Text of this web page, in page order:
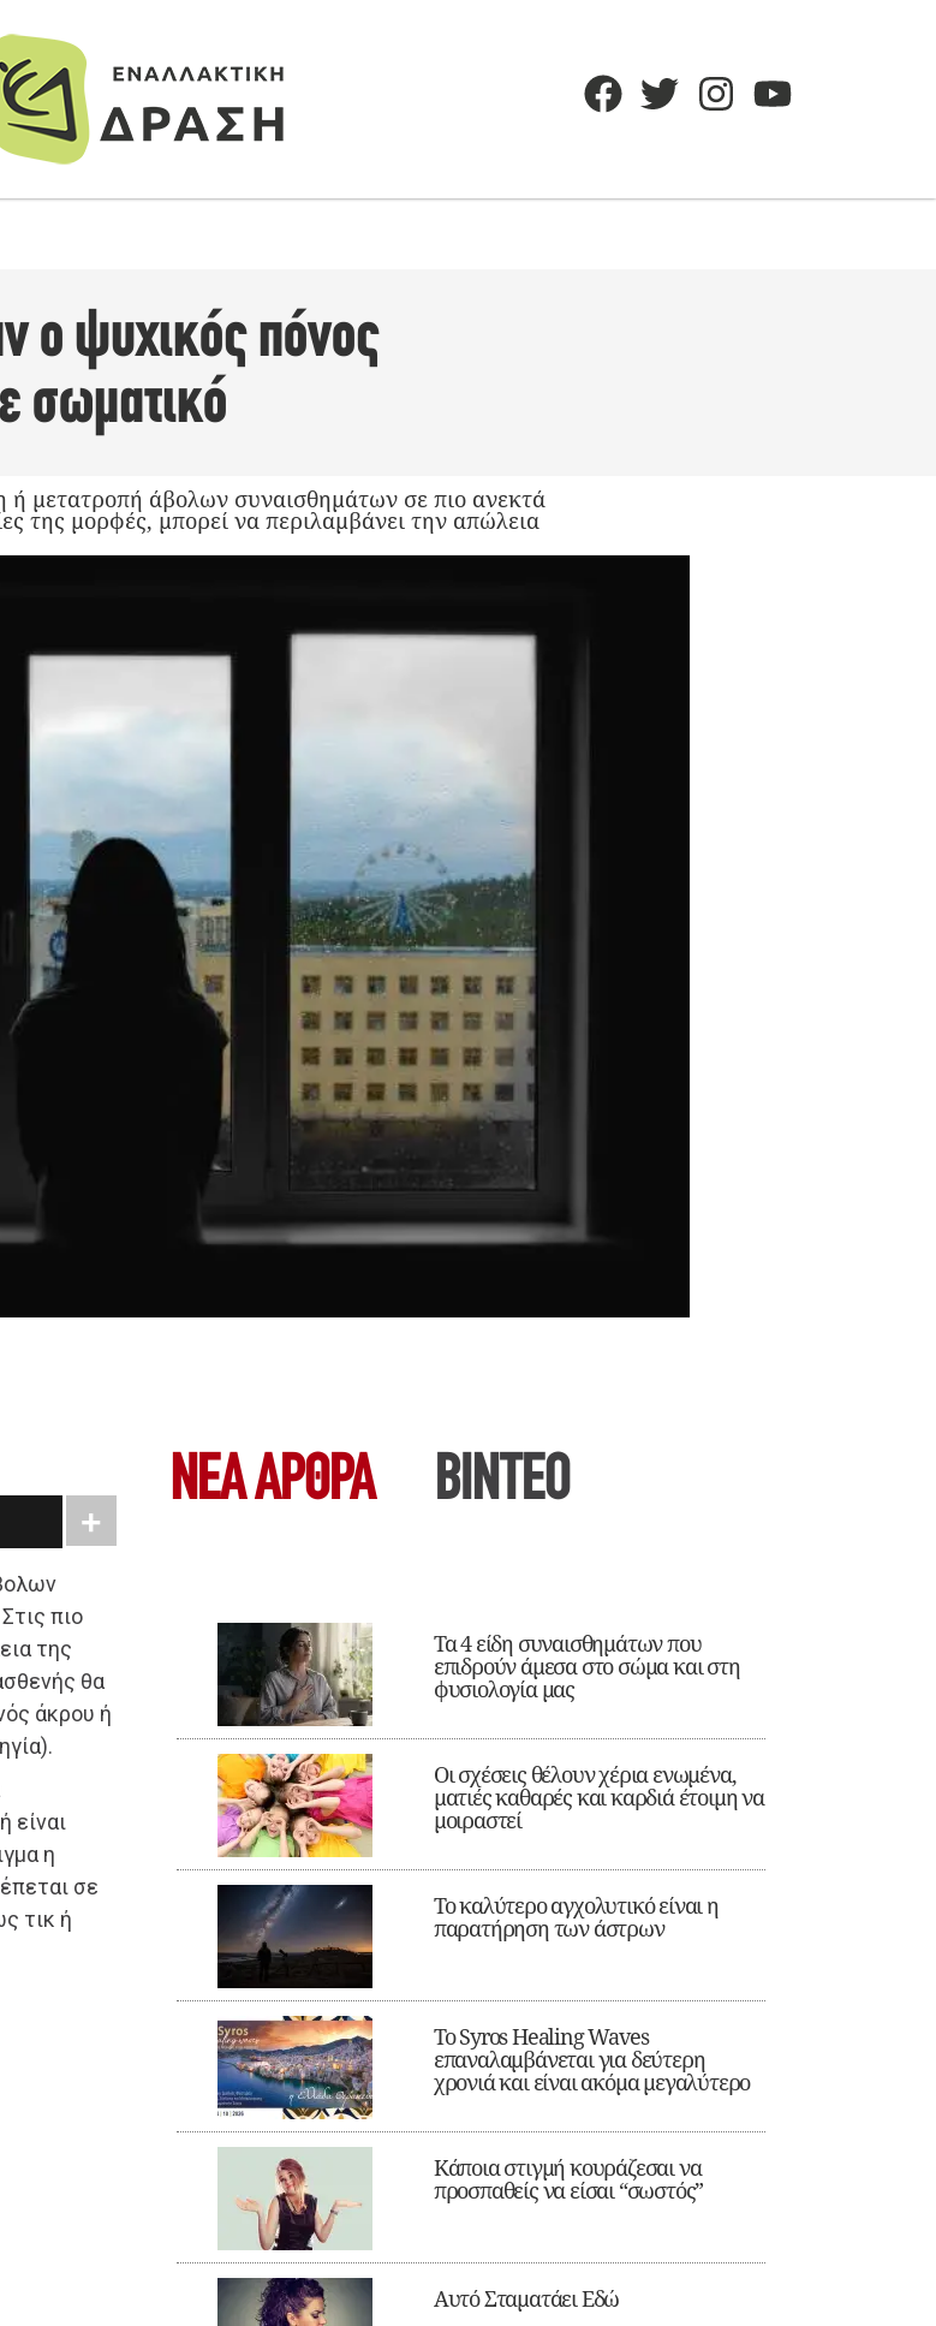
ο ψυχικός πόνος
σωματικό
μετατροπή άβολων συναισθημάτων σε πιο ανεκτά
της μορφές, μπορεί να περιλαμβάνει την απώλεια
πιο
της
θα
άκρου ή
είναι
η
σε
τικ ή
ΝΕΑ ΆΡΘΡΑ ΒΙΝΤΕΟ
Τα 4 είδη συναισθημάτων που
επιδρούν άμεσα στο σώμα και στη
φυσιολογία μας
Οι σχέσεις θέλουν χέρια ενωμένα,
ματιές καθαρές και καρδιά έτοιμη να
μοιραστεί
Το καλύτερο αγχολυτικό είναι η
παρατήρηση των άστρων
Το Syros Healing Waves
επαναλαμβάνεται για δεύτερη
χρονιά και είναι ακόμα μεγαλύτερο
Κάποια στιγμή κουράζεσαι να
προσπαθείς να είσαι “σωστός”
Αυτό Σταματάει Εδώ